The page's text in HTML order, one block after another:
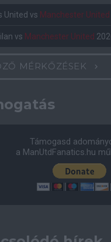
United vs Manchester United
vs Manchester United
MÉRKŐZÉSEK
Támogasd
a ManUtdFanatics.hu